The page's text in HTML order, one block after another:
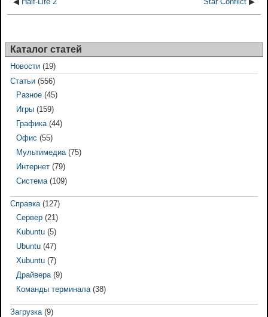
Каталог статей
Новости (19)
Статьи (556)
Разное (45)
Игры (159)
Графика(44)
Офис (55)
Мультимедиа(75)
Интернет (79)
Система(109)
Справка(127)
Сервер (21)
Kubuntu (5)
Ubuntu (47)
Xubuntu (7)
Драйвера(9)
Команды терминала(38)
Загрузка(9)